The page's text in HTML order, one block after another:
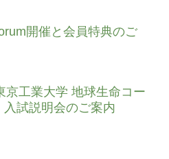
開催と会員特典のご
京工業大学 地球生命コー
試説明会のご案内